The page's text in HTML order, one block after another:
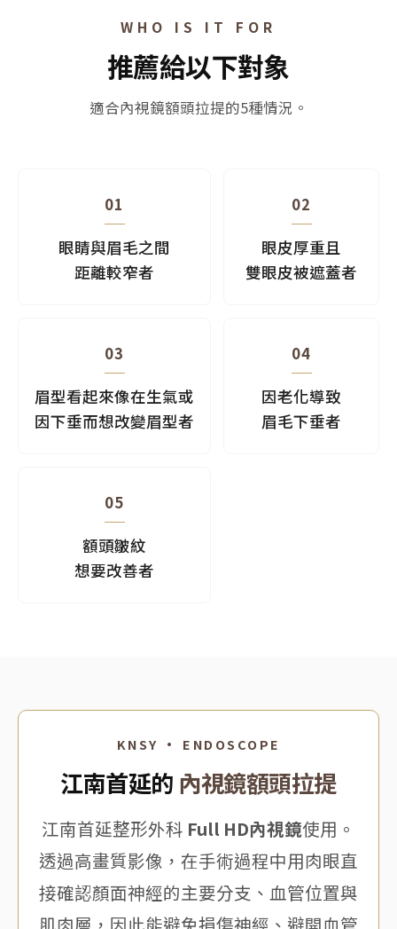
WHO IS IT FOR
推薦給以下對象
適合內視鏡額頭拉提的5種情況。
01
眼睛與眉毛之間
距離較窄者
02
眼皮厚重且
雙眼皮被遮蓋者
03
眉型看起來像在生氣或
因下垂而想改變眉型者
04
因老化導致
眉毛下垂者
05
額頭皺紋
想要改善者
KNSY · ENDOSCOPE
江南首延的 內視鏡額頭拉提
江南首延整形外科 Full HD內視鏡使用。
透過高畫質影像，在手術過程中用肉眼直
接確認顏面神經的主要分支、血管位置與